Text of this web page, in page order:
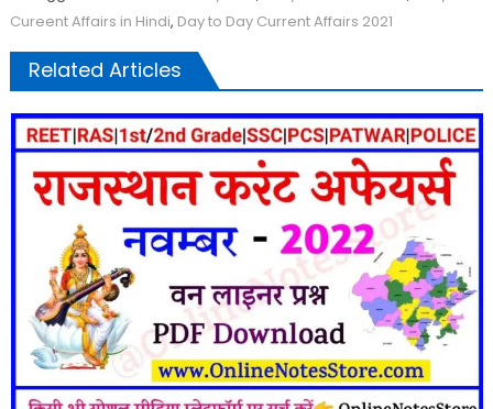
Cureent Affairs in Hindi, Day to Day Current Affairs 2021
Related Articles